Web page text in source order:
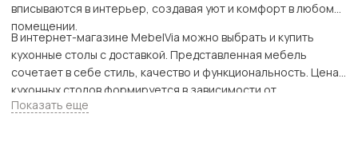
вписываются в интерьер, создавая уют и комфорт в любом
помещении.
В интернет-магазине MebelVia можно выбрать и купить
кухонные столы с доставкой. Представленная мебель
сочетает в себе стиль, качество и функциональность. Цена
кухонных столов формируется в зависимости от
применяемых материалов, размера конструкции и
Показать еще